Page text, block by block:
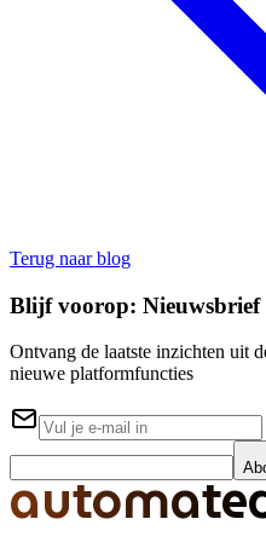
Terug naar blog
Blijf voorop: Nieuwsbrief
Ontvang de laatste inzichten uit
nieuwe platformfuncties